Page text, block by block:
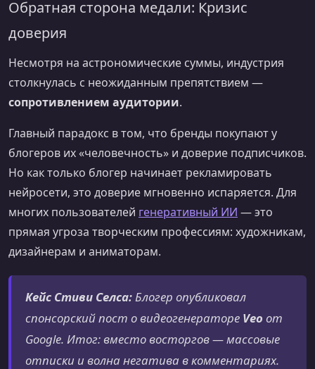
Обратная сторона медали: Кризис
доверия
Несмотря на астрономические суммы, индустрия
столкнулась с неожиданным препятствием —
сопротивлением аудитории.
Главный парадокс в том, что бренды покупают у
блогеров их «человечность» и доверие подписчиков.
Но как только блогер начинает рекламировать
нейросети, это доверие мгновенно испаряется. Для
многих пользователей генеративный ИИ — это
прямая угроза творческим профессиям: художникам,
дизайнерам и аниматорам.
Кейс Стиви Селса:Блогер опубликовал
спонсорский пост о видеогенераторе Veo от
Google. Итог: вместо восторгов — массовые
отписки и волна негатива в комментариях.